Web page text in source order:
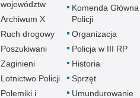
województw
Archiwum X
Ruch drogowy
Poszukiwani
Zaginieni
Lotnictwo Policji
Polemiki i
Komenda Główna
Policji
Organizacja
Policja w III RP
Historia
Sprzęt
Umundurowanie